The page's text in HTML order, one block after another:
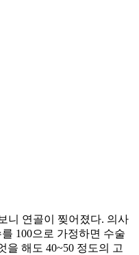
니 연골이 찢어졌다. 의사
100으로 가정하면 수술
을 해도 40~50 정도의 고